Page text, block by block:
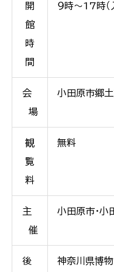
開
館
時
間
９時～17時
会
場
小田原市郷
観
覧
料
無料
主
催
小田原市・
後
神奈川県博